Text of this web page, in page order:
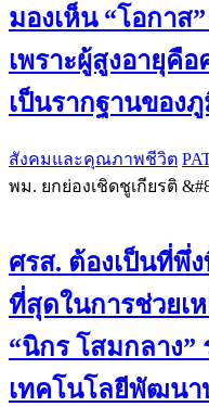
มองเห็น “โอกาส
เพราะผู้สูงอายุคื
เป็นรากฐานของ
สังคมและคุณภาพชีวิต
พม. ยกย่องเชิดชูเกียรติ
ศรส. ต้องเป็นที่พึ่
ที่สุดในการช่วยเ
“นิกร โสมกลาง
เทคโนโลยีพัฒนา